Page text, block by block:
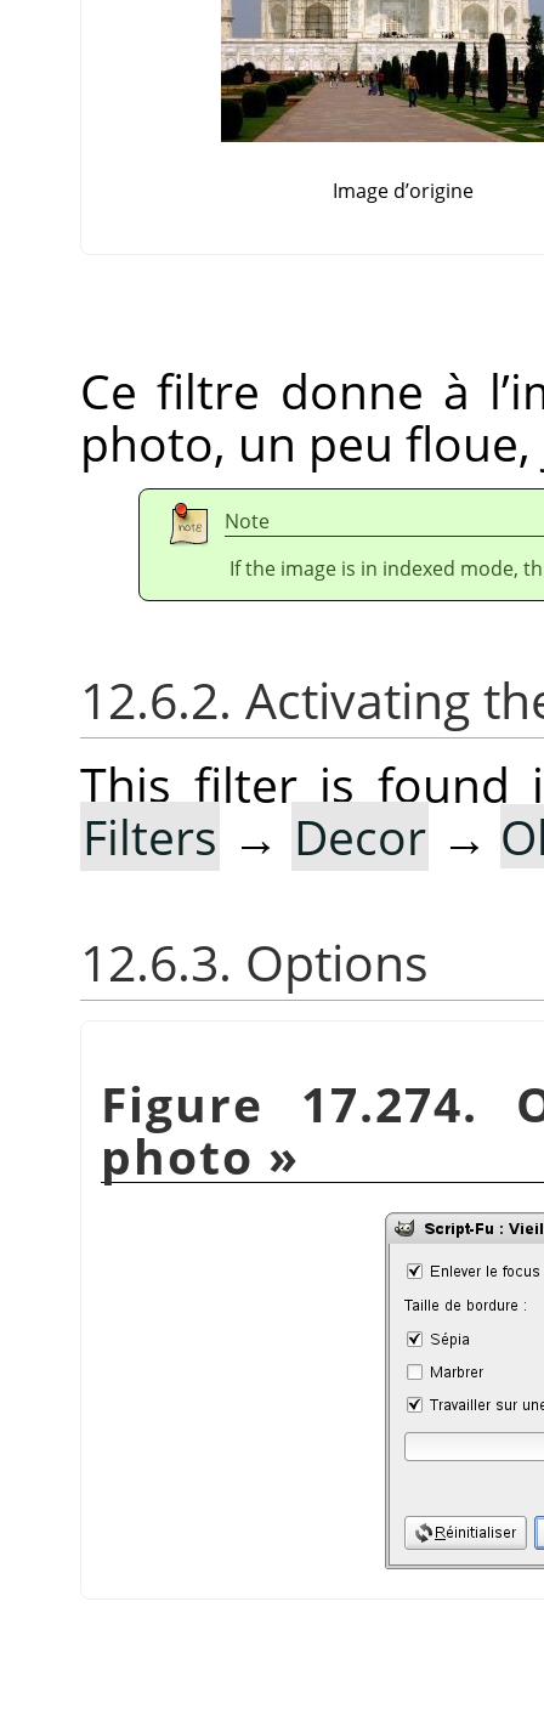
Image d’origine
Ce filtre donne à
photo, un peu
Note
If the image is in indexed mode,
12.6.2. Activating
This filter is found
Filters → Decor →
12.6.3. Options
Figure
photo »